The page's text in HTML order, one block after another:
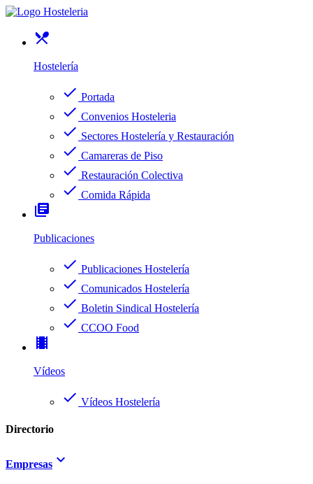
restaurant_menu
Hostelería
check Portada
check Convenios Hosteleria
check Sectores Hostelería y Restauración
check Camareras de Piso
check Restauración Colectiva
check Comida Rápida
library_books
Publicaciones
check Publicaciones Hostelería
check Comunicados Hostelería
check Boletin Sindical Hostelería
check CCOO Food
theaters
Vídeos
check Vídeos Hostelería
Directorio
Empresas keyboard_arrow_down